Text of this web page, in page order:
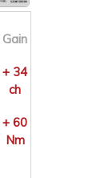
Gain
+ 34
ch
+ 60
Nm